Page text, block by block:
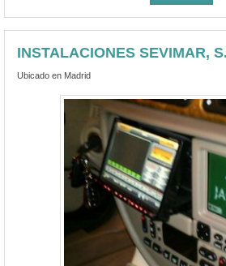
INSTALACIONES SEVIMAR,
Ubicado en Madrid